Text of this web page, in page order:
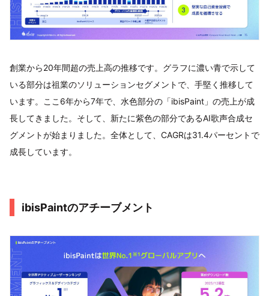
創業から20年間超の売上高の推移です。グラフに濃い青で示して
いる部分は祖業のソリューションセグメントで、手堅く推移して
います。ここ6年から7年で、水色部分の「ibisPaint」の売上が成
長してきました。そして、新たに紫色の部分であるAI歌声合成セ
グメントが始まりました。全体として、CAGRは31.4パーセントで
成長しています。
ibisPaintのアチーブメント